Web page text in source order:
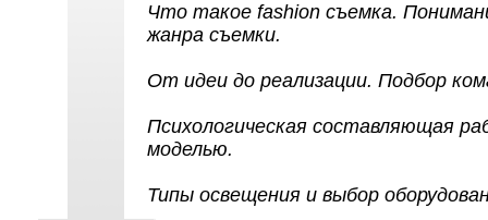
Что такое fashion съемка.
жанра съемки.
От идеи до реализации. Подбор
Психологическая составляющая
моделью.
Типы освещения и выбор